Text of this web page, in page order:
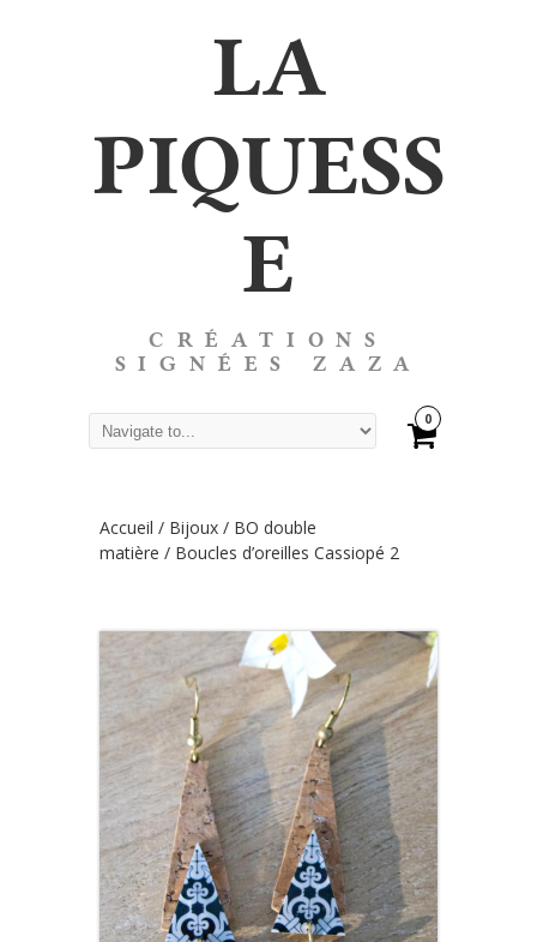
LA
PIQUESS
E
CRÉATIONS
SIGNÉES ZAZA
0
Accueil / Bijoux / BO double
matière / Boucles d’oreilles Cassiopé 2